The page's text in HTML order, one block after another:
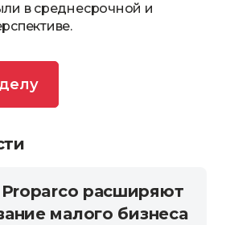
в среднесрочной и
Proparco расширяют
малого бизнеса